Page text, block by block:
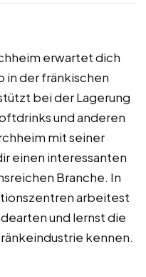
erwartet dich
in der fränkischen
bei der Lagerung
und anderen
mit seiner
einen interessanten
Branche. In
arbeitest
und lernst die
kennen.